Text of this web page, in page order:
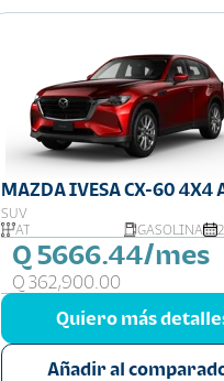
MAZDA IVESA CX-60 4X4
SUV
AT
GASOLINA
Q 5666.44/mes
Q 362,900.00
Quiero más
Añadir al